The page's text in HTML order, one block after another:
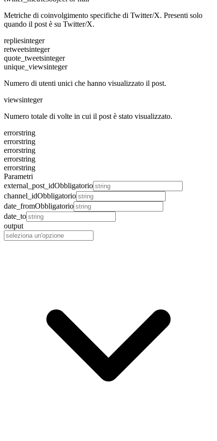
Metriche di coinvolgimento specifiche di Twitter/X. Presenti solo
quando il post è su Twitter/X.
repliesinteger
retweetsinteger
quote_tweetsinteger
unique_viewsinteger
Numero di utenti unici che hanno visualizzato il post.
viewsinteger
Numero totale di volte in cui il post è stato visualizzato.
errorstring
errorstring
errorstring
errorstring
errorstring
Parametri
external_post_idObbligatorio
channel_idObbligatorio
date_fromObbligatorio
date_to
output